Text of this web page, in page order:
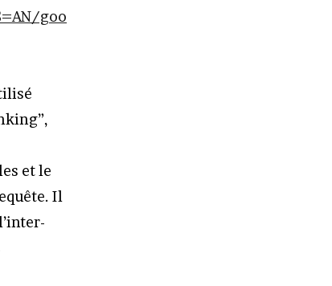
goo
et le
Il